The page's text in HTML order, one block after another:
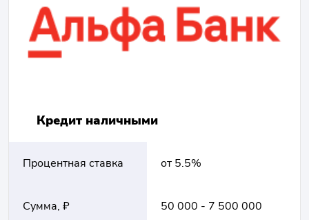
Кредит наличными
Процентная ставка от 5.5%
Сумма, ₽ 50 000 - 7 500 000